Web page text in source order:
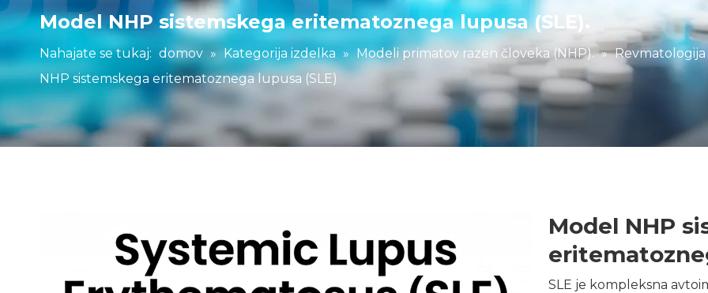
Človeško tkivo in modeli Ex Vivo
Celostna ocena učinkovitosti
Translacijska medicina in
Podpora za predložitev IND
pogosta vprašanja
Izjave strank
Model NHP sistemskega eritematoznega lupusa (SLE).
Nahajate se tukaj: domov » Kategorija izdelka » Modeli primatov razen človeka (NHP). » Revmatologija
NHP sistemskega eritematoznega lupusa (SLE)
Model NHP
SLE je kompleksna